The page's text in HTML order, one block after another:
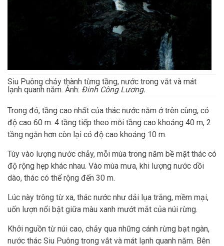
Siu Puông chảy thành từng tầng, nước trong vắt và mát
lạnh quanh năm. Ảnh: Đinh Công Lương.
Trong đó, tầng cao nhất của thác nước nằm ở trên cùng, có
độ cao 60 m. 4 tầng tiếp theo mỗi tầng cao khoảng 40 m, 2
tầng ngắn hơn còn lại có độ cao khoảng 10 m.
Tùy vào lượng nước chảy, mỗi mùa trong năm bề mặt thác có
độ rộng hẹp khác nhau. Vào mùa mưa, khi lượng nước dồi
dào, thác có thể rộng đến 30 m.
Lúc này trông từ xa, thác nước như dải lụa trắng, mềm mại,
uốn lượn nổi bật giữa màu xanh mướt mắt của núi rừng.
Khởi nguồn từ núi cao, chảy qua những cánh rừng bạt ngàn,
nước thác Siu Puông trong vắt và mát lạnh quanh năm. Bên